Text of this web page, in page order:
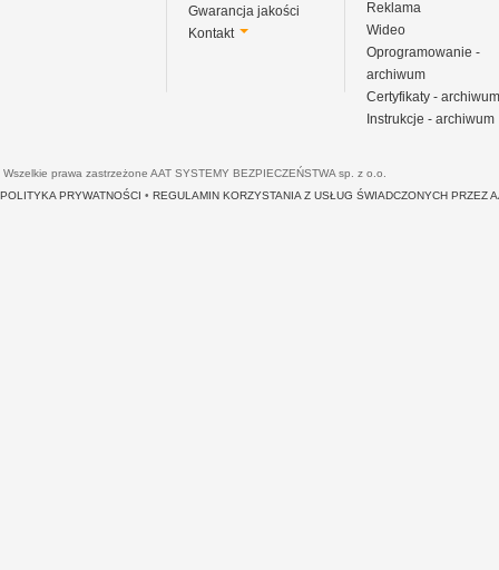
Gwarancja jakości
Kontakt
Reklama
Wideo
Oprogramowanie -
archiwum
Certyfikaty - archiwum
Instrukcje - archiwum
Wszelkie prawa zastrzeżone AAT SYSTEMY BEZPIECZEŃSTWA sp. z o.o.
POLITYKA PRYWATNOŚCI • REGULAMIN KORZYSTANIA Z USŁUG ŚWIADCZONYCH PRZEZ